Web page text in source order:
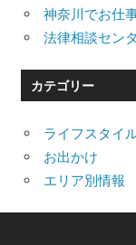
神奈川でお仕
法律相談セン
カテゴリー
ライフスタイ
お出かけ
エリア別情報